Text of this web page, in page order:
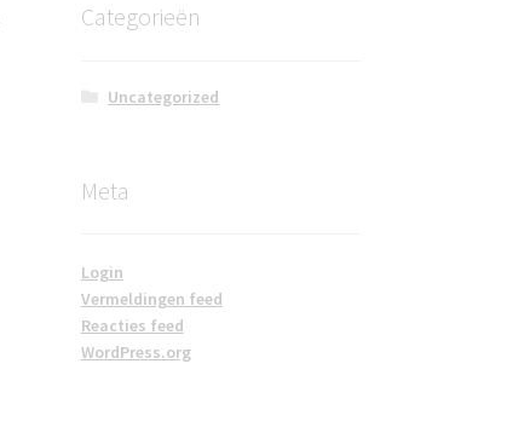
Categorieën
Uncategorized
Meta
Login
Vermeldingen feed
Reacties feed
WordPress.org